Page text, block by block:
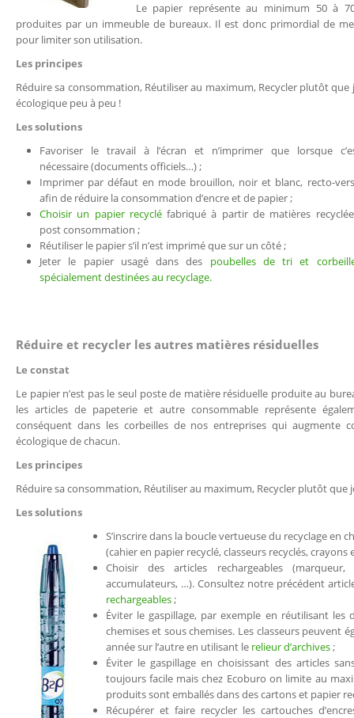
Le papier représente au minimum 50 à
produites par un immeuble de bureaux. Il est donc primordial de
pour limiter son utilisation.
Les principes
Réduire sa consommation, Réutiliser au maximum, Recycler plutôt
écologique peu à peu !
Les solutions
Favoriser le travail à l’écran et n’imprimer que lorsque
nécessaire (documents officiels…) ;
Imprimer par défaut en mode brouillon, noir et blanc, recto-
afin de réduire la consommation d’encre et de papier ;
Choisir un papier recycléfabriqué à partir de matières
post consommation ;
Réutiliser le papier s’il n’est imprimé que sur un côté ;
Jeter le papier usagé dans des poubelles de tri et
spécialement destinées au recyclage.
Réduire et recycler les autres matières résiduelles
Le constat
Le papier n’est pas le seul poste de matière résiduelle produite au
les articles de papeterie et autre consommable représente
conséquent dans les corbeilles de nos entreprises qui augmente
écologique de chacun.
Les principes
Réduire sa consommation, Réutiliser au maximum, Recycler plutôt que
Les solutions
S’inscrire dans la boucle vertueuse du recyclage en
(cahier en papier recyclé, classeurs recyclés, crayons
Choisir des articles rechargeables
accumulateurs, …). Consultez notre précédent
rechargeables;
Éviter le gaspillage, par exemple en réutilisant les
chemises et sous chemises. Les classeurs peuvent
année sur l’autre en utilisant le relieur d’archives;
Éviter le gaspillage en choisissant des articles
toujours facile mais chez Ecoburo on limite au
produits sont emballés dans des cartons et papier
Récupérer et faire recycler les cartouches